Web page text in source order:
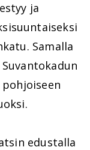
ja
Samalla
edustalla